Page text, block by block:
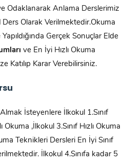
Odaklanarak Anlama Derslerimiz
Olarak Verilmektedir.Okuma
Gerçek Sonuçlar Elde
ve En İyi Hızlı Okuma
Katılıp Karar Verebilirsiniz.
İsteyenlere İlkokul 1.Sınıf
Okuma ,İlkokul 3.Sınıf Hızlı Okuma
Teknikleri Dersleri En İyi Sınıf
İlkokul 4.Sınıfa kadar 5